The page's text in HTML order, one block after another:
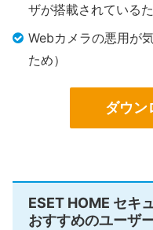
ザが搭載されているた
Webカメラの悪用が
ため）
ダウン
ESET HOME セキ
おすすめのユーザ